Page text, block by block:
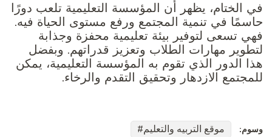
في الختام، يظهر أن المؤسسة التعليمية تلعب دورًا
حاسمًا في تنمية المجتمع ورفع مستوى الحياة فيه.
فهي تسعى لتوفير بيئة تعليمية محفزة وجذابة
لتطوير مهارات الطلاب وتعزيز قدراتهم. وبفضل
هذا الدور الذي تقوم به المؤسسة التعليمية، يمكن
للمجتمع الازدهار وتحقيق التقدم والرخاء.
وسوم: موقع التربيه والتعليم